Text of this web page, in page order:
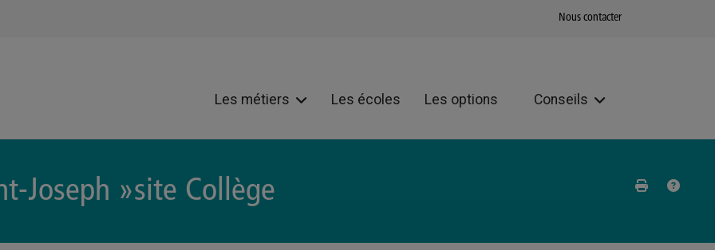
Nous contacter
Les métiers Les écoles Les options Conseils
Joseph »site Collège